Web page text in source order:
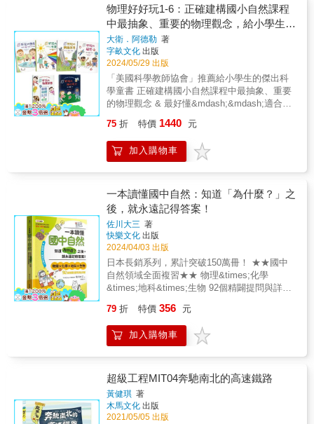
Q1：發生在印度的「博帕爾事件」是史上最嚴
重的化學工廠事故，請問當時外洩的化學物質
是？1.硝酸銨（炸彈原料）2.戴奧辛（除草劑）
3.異氰酸甲酯（殺蟲劑原料）Q2：如果地球上
沒有氮（N）的話，會發生什麼事？Q3：聖嬰
現象影響著世界各地的氣候。聖嬰現象的西班
牙語El Niño是什麼意思呢？1.守護天使 2.惡魔
3.神之子Q4：如果仙女座星系和銀河系相撞，
會發生什麼事呢？1.星球彼此相撞。2.什麼事都
物是什麼？Q6：如果太空人以肉身飛出太空
站，將會死亡。死因會是什麼呢？1.身體因氣
壓關係爆裂而死。2.凍死。3.窒息而死
普課外讀物，系列作品銷量突破七十萬本！
★★108課綱培養「科學素養」、「閱讀力」最
長期受到日本親師生的肯定，主因是：來自各
科學領域的專家作者群，專業值得信賴，長年
符合108課綱科學素養，中小學生的最佳讀物─
科學素養讀本：科學素養是人們看待自然現象
時保持好奇心，從中思考問題、進而設法解決
問題的一種涵養。閱讀有趣的課外科學書籍，
增加閱讀力：書中每個小主題的篇幅適中，讀
來毫不費力，平易近人的內容，使人不知不覺
一直看下去，也促進中小學生的長篇文章閱讀
小學生讀物選介《有趣到睡不著的自然科學》
／《有趣到睡不著的化學》《有趣到睡不著的
生物學》／《有趣到睡不著的植物學》《有趣
到睡不著的天文學》／《有趣到睡不著的地球
示意插圖與步驟解說就可以快速完成的實驗是
讓科學變得有趣的完美方法，這將吸引小小科
學家。”- 摘自Parents in Touch “很容易跟著
做，這本科學指南為小朋友（以及成年人，如
果他們願意的話）提供了學習生物、化學和物
理的機會，他們會樂此不疲。”- 摘自How It
Works Magazine “每一頁都令人興奮，並以反
應和圖示說明不同的實驗……。誰知道科學可
以是如此有趣！” - 摘自Carousel Magazine “我
兒子喜歡這本書，裡面充滿了可以用家中櫃子
“一本不錯的書，還有一些有趣的實驗。” -
Tenfx “我8歲的女兒喜歡！” - Fay “這本書提供
好點子！讓學生可以保持對科學的興趣！” -
些科學實驗的簡單，孩子們超愛！” - shana
tantillo “非常棒的書，插圖超可愛的 從材料準
備、操作動作跟原理講解，都很清楚，不會有
艱深的文字 連身為文組人的我，都能夠看得
懂！” - 西雀兒 “非常棒的套書！！！無論文
字、圖片、原理都清楚明瞭，大人只哨稍微講
解，小孩就能了解。” - selche22 “本身對自然
科學不甚了解，好奇這本書的內容。收到後翻
以簡單上手。另有科學小知識解說，大本書籍
實驗者喔！” - 奔跑 “這是一本非常適合小朋友
拿來動手跟著作的科學小書。 1.很清楚的條列
出需要準備的材料，有文有圖。 2.詳述操作步
驟，圖文解說簡單明瞭。 3.會教你試玩一下作
品，提示一下操作不同的變因。 4.同時說明科
學原理。” - yunol “這本書的插圖安排真的很用
心，也很不錯，有些不容易懂的，用插圖呈現
●上谷夫婦《燒杯君》系列第五彈！透過大量趣
味插圖，清楚易懂的解釋和描繪與科學實驗室
相關的各種詞彙，內容豐富，輕鬆有趣，科學
知識變得好玩又新奇。●收錄超過400個詞彙，
涵蓋物理、化學等科學領域的關鍵詞條，讀完
之後，人人都是理化萬事通！●全書特別繪製超
過20幅趣味漫畫，幽默詮釋科學實驗的知識和
原理，並針對特殊名詞特闢專欄補充說明，深
識學習快又準！
大型商場，到勞動者們工作的辦公大樓和金融
公司，再到為生活提供幫助的警察局和消防局
等。每一個建築不僅有詳細的Minecraft建造指
南，還附有該設施的功能說明和運作方式介
紹，讓讀者在建造的過程中學習重要的社會知
識。透過這本書，讀者將逐步拼湊出一幅完整
的社會拼圖。每一個建築，每一項設施，都像
是拼圖中的一塊，當學習並「建造」這些部分
時，讀者也在腦海中構建起對社會運作的整體
認知。這種學習方式不僅能增進知識，還能培
王！◎本書重點■遊戲與知識結合：結合
Minecraft遊戲與社會知識，以3D立體圖展示各
種建築的製作方法。■豐富的生活設施介紹：介
功能和運作方式。■遊戲化社會學習：通過遊戲
化學習方式，幫助孩子們理解社會結構和運作
機制。◎學習項目■社會認知能力：增進對社會
各類設施功能和運作方式的理解，提升社會認
知能力。■空間思維與創造力：培養空間思維和
創造力，透過Minecraft建築學習幾何概念和建
築設計。■問題解決與邏輯思維：發展問題解決
能力和邏輯思維，學習如何將複雜的社會概念
物理好好玩1-6：正確建構國小自然課程
中最抽象、重要的物理觀念，給小學生的
第一套傑出物理科學繪本
大衛．阿德勒 著
字畝文化 出版
2024/05/29 出版
「美國科學教師協會」推薦給小學生的傑出科
學童書 正確建構國小自然課程中最抽象、重要
的物理觀念 & 最好懂&mdash;&mdash;適合國
日常用品動手實驗 & 物理就在生活裡。這套物
理繪本，幫助小學生理解日常生活裡的物理現
象，提早培養科學素養！ & 四大主題，扣合國
中年級﹚ ✔簡單機械的科學原理﹙國小高年
級﹚ & ．米 蘭老師& 強力推薦 ．楊世昌老師
專業導讀 （臺北市長春國小教師兼主任、臺北
市國小自然科學輔導小組兼任輔導員） ．張東
君：物理課可以這麼有趣嗎？一起動手做做看
吧！ （科普作家） & --- & 全美最受教師、家
長歡迎，給兒童的第一套生活物理繪本。 以最
簡單活潑的方式介紹最重要的物理知識， 讓兒
童在有趣的故事情境和生活化的角色中，盡情
學習。 啟發兒童「找到問題、學習解答」的關
物體》 「水的特性」是小學中年級自然課程學
習的重要概念，想進一步瞭解水的密度嗎？透
過比較物體和水密度之間的關係，建立「密度
2.《好玩的光波：折射和反射》 扣合國小中年
級自然科學課程，探討與「光」有關的問題。
光看得見，卻又摸不到﹔好像有，卻不是很具
體存在。光到底是什麼？為什麼物體有各式各
75 折 特價 1440 元
加入購物車
一本讀懂國中自然：知道「為什麼？」之
後，就永遠記得答案！
佐川大三 著
快樂文化 出版
2024/04/03 出版
日本長銷系列，累計突破150萬冊！ ★★國中
自然領域全面複習★★ 物理&times;化學
&times;地科&times;生物 92個精闢提問與詳解
易讀的問答形式編排，全彩圖解，讓你一本讀
懂！ 貫通科學原理，增進學習效率，強化會考
戰力！ 知道「為什麼？」之後，就永遠記得答
後會發生什麼事？&rArr;【化學】水的電解會產
生氣體。 ◎為什麼一天內分成白天與夜晚？
&rArr;【地科】認識地球自轉。 ◎為什麼米飯
愈嚼愈甜？&rArr;【生物】認識唾液的酵素與米
79 折 特價 356 元
加入購物車
超級工程MIT04奔馳南北的高速鐵路
黃健琪 著
木馬文化 出版
2021/05/05 出版